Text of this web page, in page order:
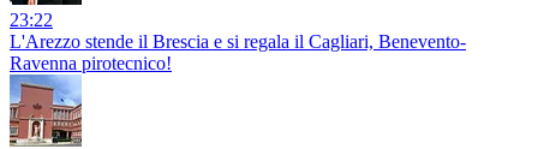
23:22
L'Arezzo stende il Brescia e si regala il Cagliari, Benevento-
Ravenna pirotecnico!